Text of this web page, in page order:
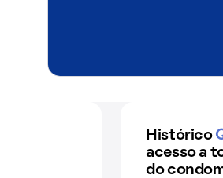
Histórico
acesso a
do